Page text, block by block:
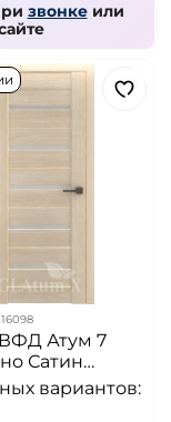
звонкеили
Атум 7
Сатин
вариантов: